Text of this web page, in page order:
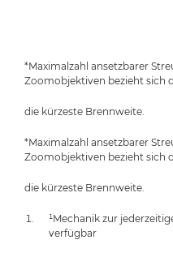
*Maximalzahl ansetzbarer
Zoomobjektiven bezieht sich
die kürzeste Brennweite.
*Maximalzahl ansetzbarer
Zoomobjektiven bezieht sich
die kürzeste Brennweite.
¹Mechanik zur
verfügbar